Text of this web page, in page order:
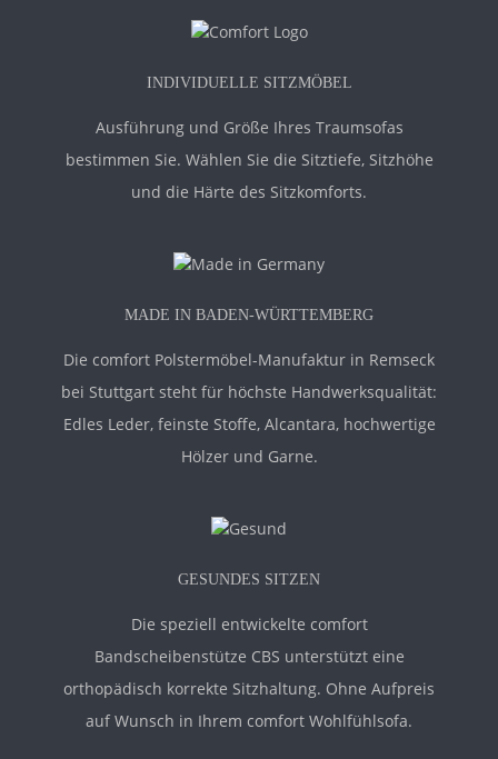
INDIVIDUELLE SITZMÖBEL
Ausführung und Größe Ihres Traumsofas
bestimmen Sie. Wählen Sie die Sitztiefe, Sitzhöhe
und die Härte des Sitzkomforts.
MADE IN BADEN-WÜRTTEMBERG
Die comfort Polstermöbel-Manufaktur in Remseck
bei Stuttgart steht für höchste Handwerksqualität:
Edles Leder, feinste Stoffe, Alcantara, hochwertige
Hölzer und Garne.
GESUNDES SITZEN
Die speziell entwickelte comfort
Bandscheibenstütze CBS unterstützt eine
orthopädisch korrekte Sitzhaltung. Ohne Aufpreis
auf Wunsch in Ihrem comfort Wohlfühlsofa.